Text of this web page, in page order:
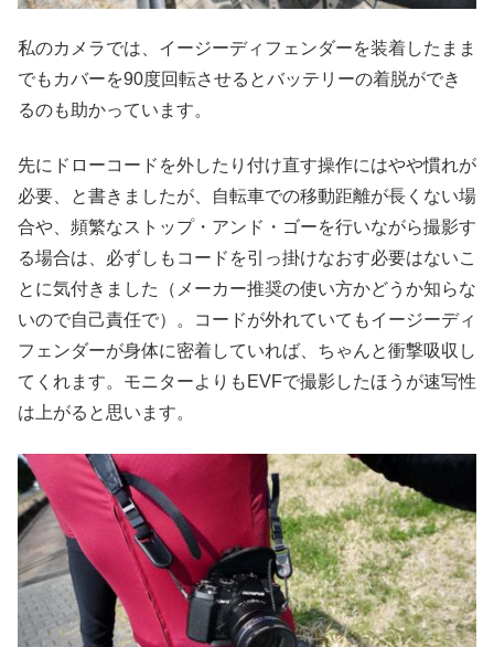
私のカメラでは、イージーディフェンダーを装着したまま
でもカバーを90度回転させるとバッテリーの着脱ができ
るのも助かっています。
先にドローコードを外したり付け直す操作にはやや慣れが
必要、と書きましたが、自転車での移動距離が長くない場
合や、頻繁なストップ・アンド・ゴーを行いながら撮影す
る場合は、必ずしもコードを引っ掛けなおす必要はないこ
とに気付きました（メーカー推奨の使い方かどうか知らな
いので自己責任で）。コードが外れていてもイージーディ
フェンダーが身体に密着していれば、ちゃんと衝撃吸収し
てくれます。モニターよりもEVFで撮影したほうが速写性
は上がると思います。